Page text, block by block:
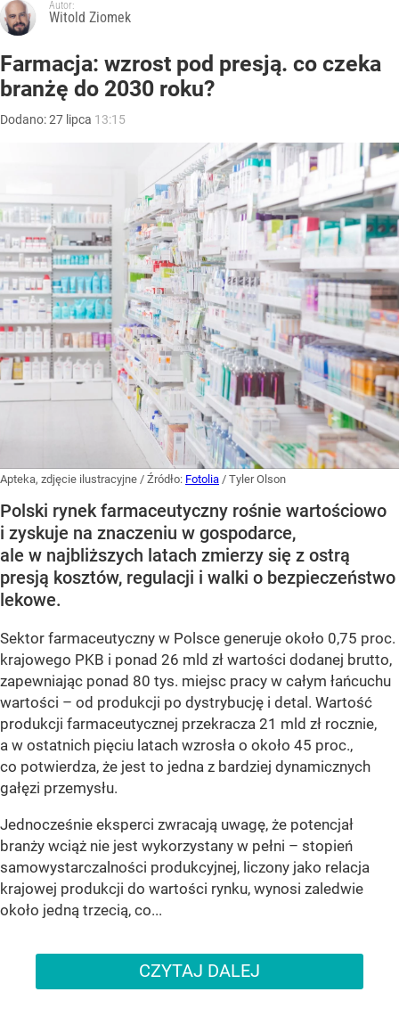
Autor:
Witold Ziomek
Farmacja: wzrost pod presją. co czeka
branżę do 2030 roku?
Dodano:27 lipca 13:15
Apteka, zdjęcie ilustracyjne / Źródło: Fotolia / Tyler Olson
Polski rynek farmaceutyczny rośnie wartościowo
i zyskuje na znaczeniu w gospodarce,
ale w najbliższych latach zmierzy się z ostrą
presją kosztów, regulacji i walki o bezpieczeństwo
lekowe.
Sektor farmaceutyczny w Polsce generuje około 0,75 proc.
krajowego PKB i ponad 26 mld zł wartości dodanej brutto,
zapewniając ponad 80 tys. miejsc pracy w całym łańcuchu
wartości – od produkcji po dystrybucję i detal. Wartość
produkcji farmaceutycznej przekracza 21 mld zł rocznie,
a w ostatnich pięciu latach wzrosła o około 45 proc.,
co potwierdza, że jest to jedna z bardziej dynamicznych
gałęzi przemysłu.
Jednocześnie eksperci zwracają uwagę, że potencjał
branży wciąż nie jest wykorzystany w pełni – stopień
samowystarczalności produkcyjnej, liczony jako relacja
krajowej produkcji do wartości rynku, wynosi zaledwie
około jedną trzecią, co...
CZYTAJ DALEJ